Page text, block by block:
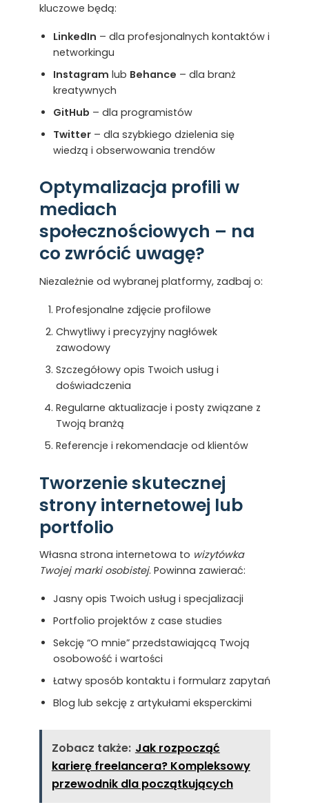
kluczowe będą:
LinkedIn – dla profesjonalnych kontaktów i
networkingu
Instagram lub Behance – dla branż
kreatywnych
GitHub – dla programistów
Twitter– dla szybkiego dzielenia się
wiedzą i obserwowania trendów
Optymalizacja profili w
mediach
społecznościowych – na
co zwrócić uwagę?
Niezależnie od wybranej platformy, zadbaj o:
Profesjonalne zdjęcie profilowe
Chwytliwy i precyzyjny nagłówek
zawodowy
Szczegółowy opis Twoich usług i
doświadczenia
Regularne aktualizacje i posty związane z
Twoją branżą
Referencje i rekomendacje od klientów
Tworzenie skutecznej
strony internetowej lub
portfolio
Własna strona internetowa to wizytówka
Twojej marki osobistej. Powinna zawierać:
Jasny opis Twoich usług i specjalizacji
Portfolio projektów z case studies
Sekcję “O mnie” przedstawiającą Twoją
osobowość i wartości
Łatwy sposób kontaktu i formularz zapytań
Blog lub sekcję z artykułami eksperckimi
Zobacz także: Jak rozpocząć
karierę freelancera? Kompleksowy
przewodnik dla początkujących